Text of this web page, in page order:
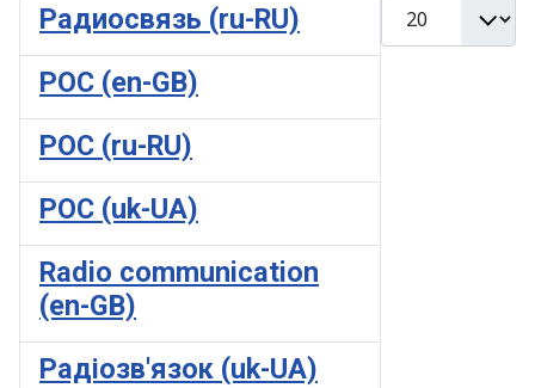
Радиосвязь (ru-RU)
POC (en-GB)
POC (ru-RU)
POC (uk-UA)
Radio communication
(en-GB)
Радіозв'язок (uk-UA)